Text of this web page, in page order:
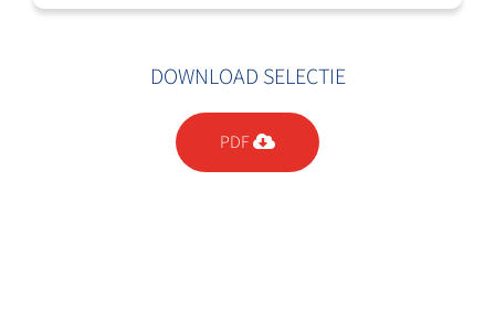
DOWNLOAD SELECTIE
PDF